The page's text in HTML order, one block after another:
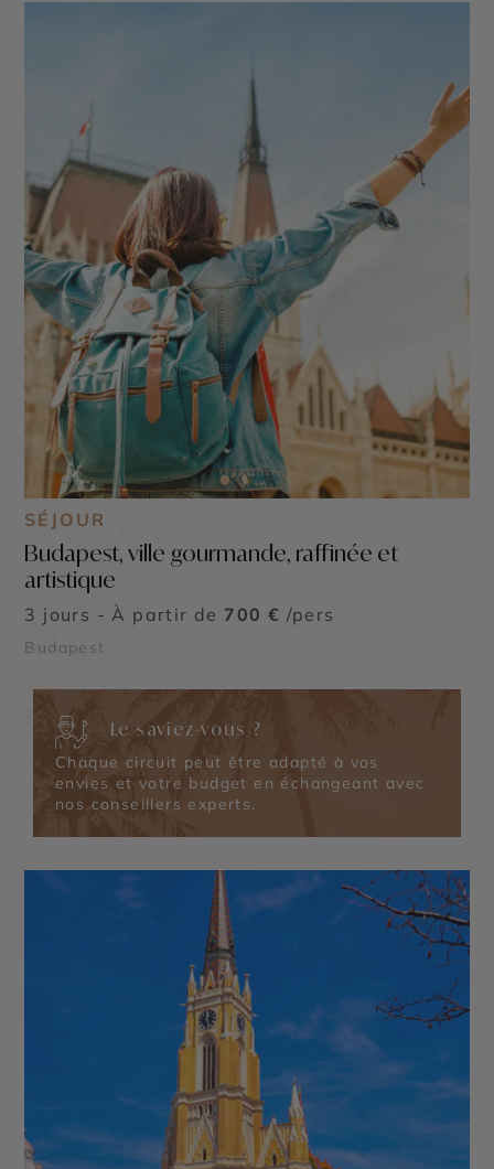
SÉJOUR
Budapest, ville gourmande, raffinée et
artistique
3 jours - À partir de 700 € /pers
Budapest
Le saviez-vous ?
Chaque circuit peut être adapté à vos
envies et votre budget en échangeant avec
nos conseillers experts.